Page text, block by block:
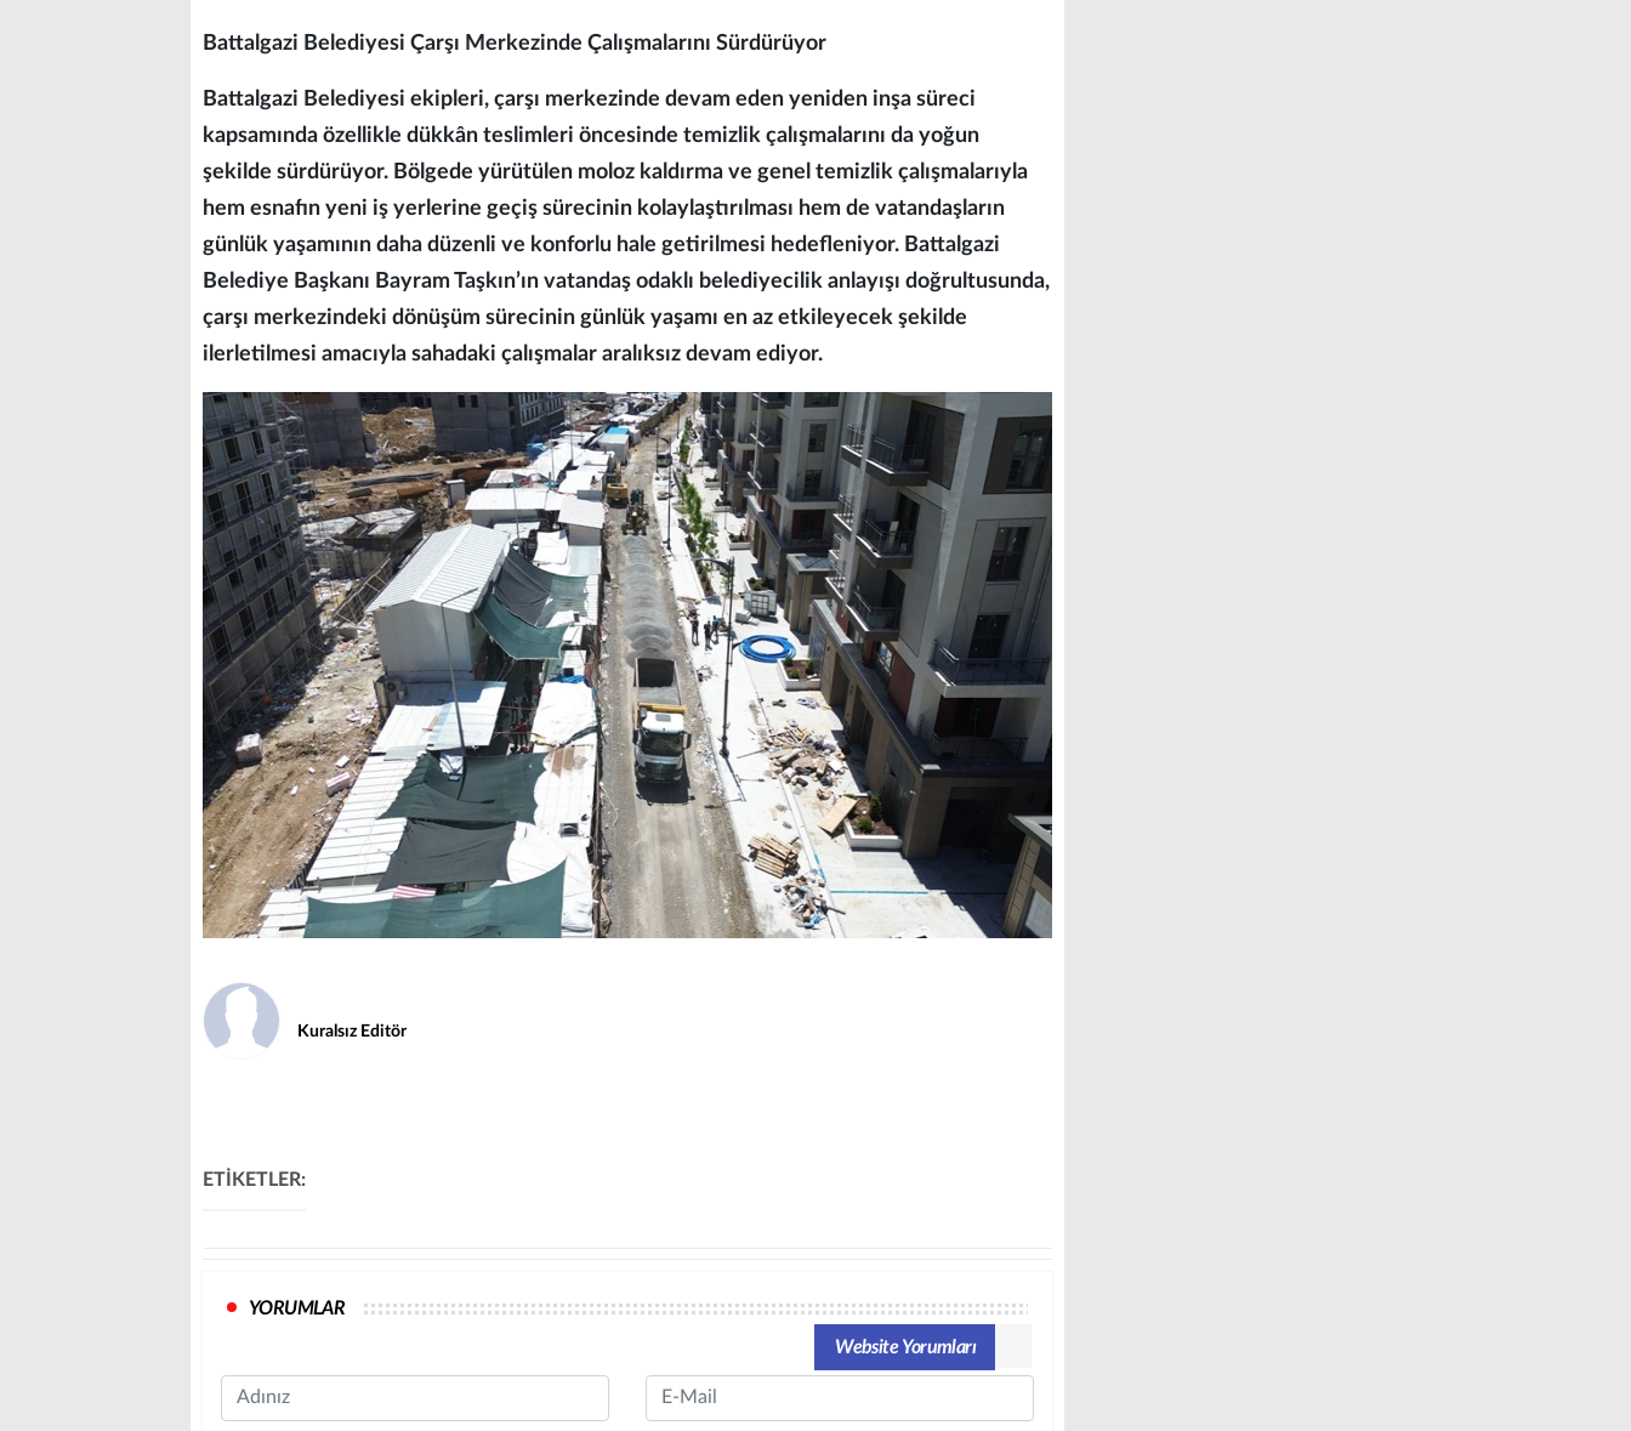
Battalgazi Belediyesi Çarşı Merkezinde Çalışmalarını Sürdürüyor
Battalgazi Belediyesi ekipleri, çarşı merkezinde devam eden yeniden inşa süreci
kapsamında özellikle dükkân teslimleri öncesinde temizlik çalışmalarını da yoğun
şekilde sürdürüyor. Bölgede yürütülen moloz kaldırma ve genel temizlik çalışmalarıyla
hem esnafın yeni iş yerlerine geçiş sürecinin kolaylaştırılması hem de vatandaşların
günlük yaşamının daha düzenli ve konforlu hale getirilmesi hedefleniyor. Battalgazi
Belediye Başkanı Bayram Taşkın’ın vatandaş odaklı belediyecilik anlayışı doğrultusunda,
çarşı merkezindeki dönüşüm sürecinin günlük yaşamı en az etkileyecek şekilde
ilerletilmesi amacıyla sahadaki çalışmalar aralıksız devam ediyor.
Kuralsız Editör
ETİKETLER:
YORUMLAR
Website Yorumları
Name Email